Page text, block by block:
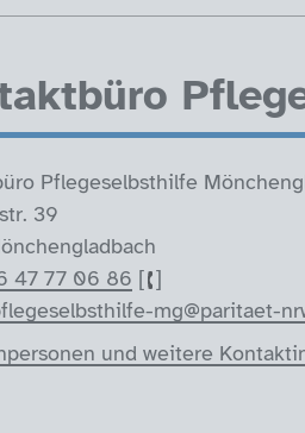
Pflegeselbsthilfe
39
47 77 06 86
mg@paritaet-
und weitere